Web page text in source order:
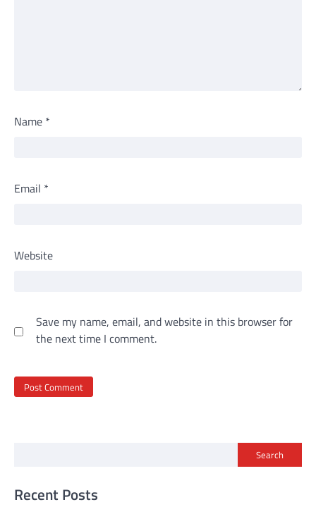
Name *
Email *
Website
Save my name, email, and website in this browser for
the next time I comment.
Search
Recent Posts